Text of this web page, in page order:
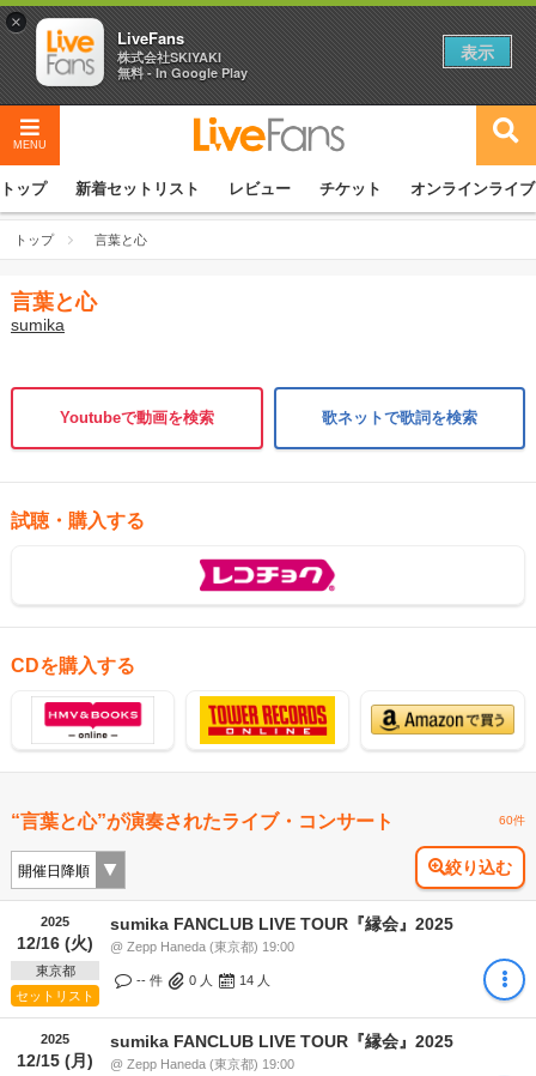
MENU
トップ 新着セットリスト レビュー チケット オンラインライブ
トップ 言葉と心
言葉と心
sumika
Youtubeで動画を検索 歌ネットで歌詞を検索
試聴・購入する
CDを購入する
“言葉と心”が演奏されたライブ・コンサート 60件
絞り込む
2025
12/16 (火)
東京都
セットリスト
sumika FANCLUB LIVE TOUR『縁会』2025
@ Zepp Haneda (東京都) 19:00
-- 件 0 人 14 人
2025
12/15 (月)
sumika FANCLUB LIVE TOUR『縁会』2025
@ Zepp Haneda (東京都) 19:00
×
LiveFans
株式会社SKIYAKI
無料 - In Google Play
表示